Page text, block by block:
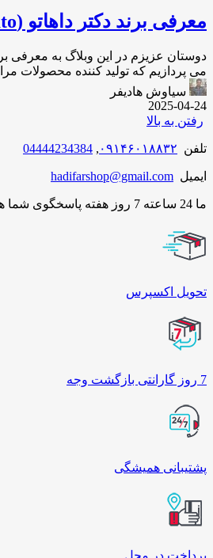
معرفی برند دکتر داهاتو (dr.dahato)
می پردازیم که تولید کننده محصولات
سیاوش هادیفر
2025-04-24
رفتن به بالا
تلفن ۰۹۱۴۶۰۱۸۸۳۲ ,
04444234384
ایمیل hadifarshop@gmail.com
ما 24 ساعته 7 روز هفته پاسخگوی شما هستیم.
تحویل اکسپرس
7 روز گارانتی بازگشت وجه
پشتیبانی همیشگی
پرداخت در محل